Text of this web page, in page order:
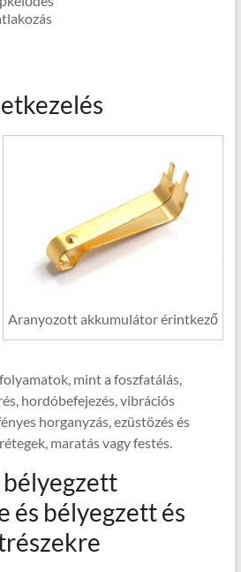
Aranyozott akkumulátor érintkező
mint a foszfatálás,
hordóbefejezés, vibrációs
horganyzás, ezüstözés és
maratás vagy festés.
és bélyegzett és